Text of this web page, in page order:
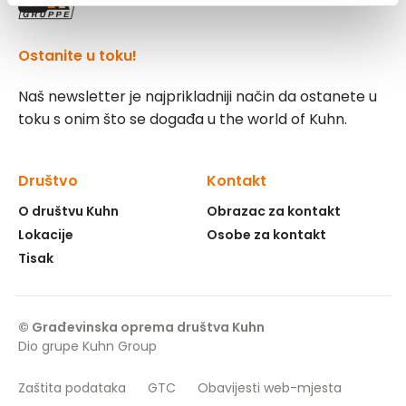
Ostanite u toku!
Naš newsletter je najprikladniji način da ostanete u
toku s onim što se događa u the world of Kuhn.
Društvo
O društvu Kuhn
Lokacije
Tisak
Kontakt
Obrazac za kontakt
Osobe za kontakt
© Građevinska oprema društva Kuhn
Dio grupe Kuhn Group
Zaštita podataka GTC Obavijesti web-mjesta